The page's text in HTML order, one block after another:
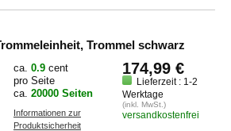
Trommel schwarz
ca. 0.9 cent
pro Seite
ca. 20000 Seiten
Informationen zur
Produktsicherheit
174,99 €
Lieferzeit : 1-2
Werktage
(inkl. MwSt.)
versandkostenfrei